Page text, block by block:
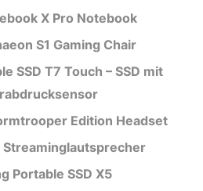
X Pro Notebook
S1 Gaming Chair
SSD T7 Touch – SSD mit
Edition Headset
Streaminglautsprecher
Portable SSD X5